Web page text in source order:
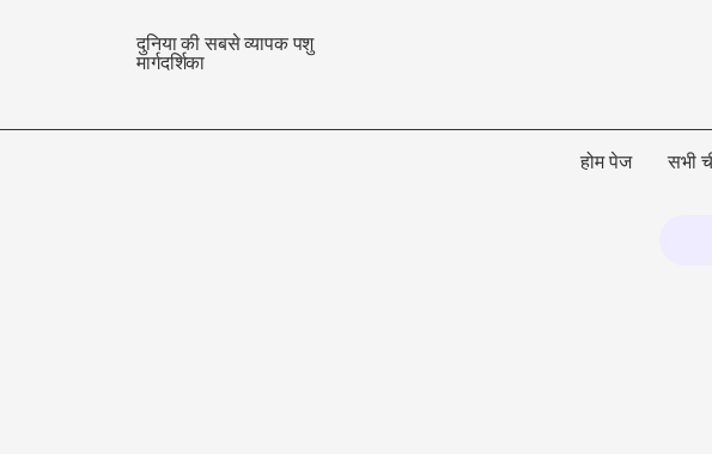
दुनिया की सबसे व्यापक पशु
मार्गदर्शिका
होम पेज सभी